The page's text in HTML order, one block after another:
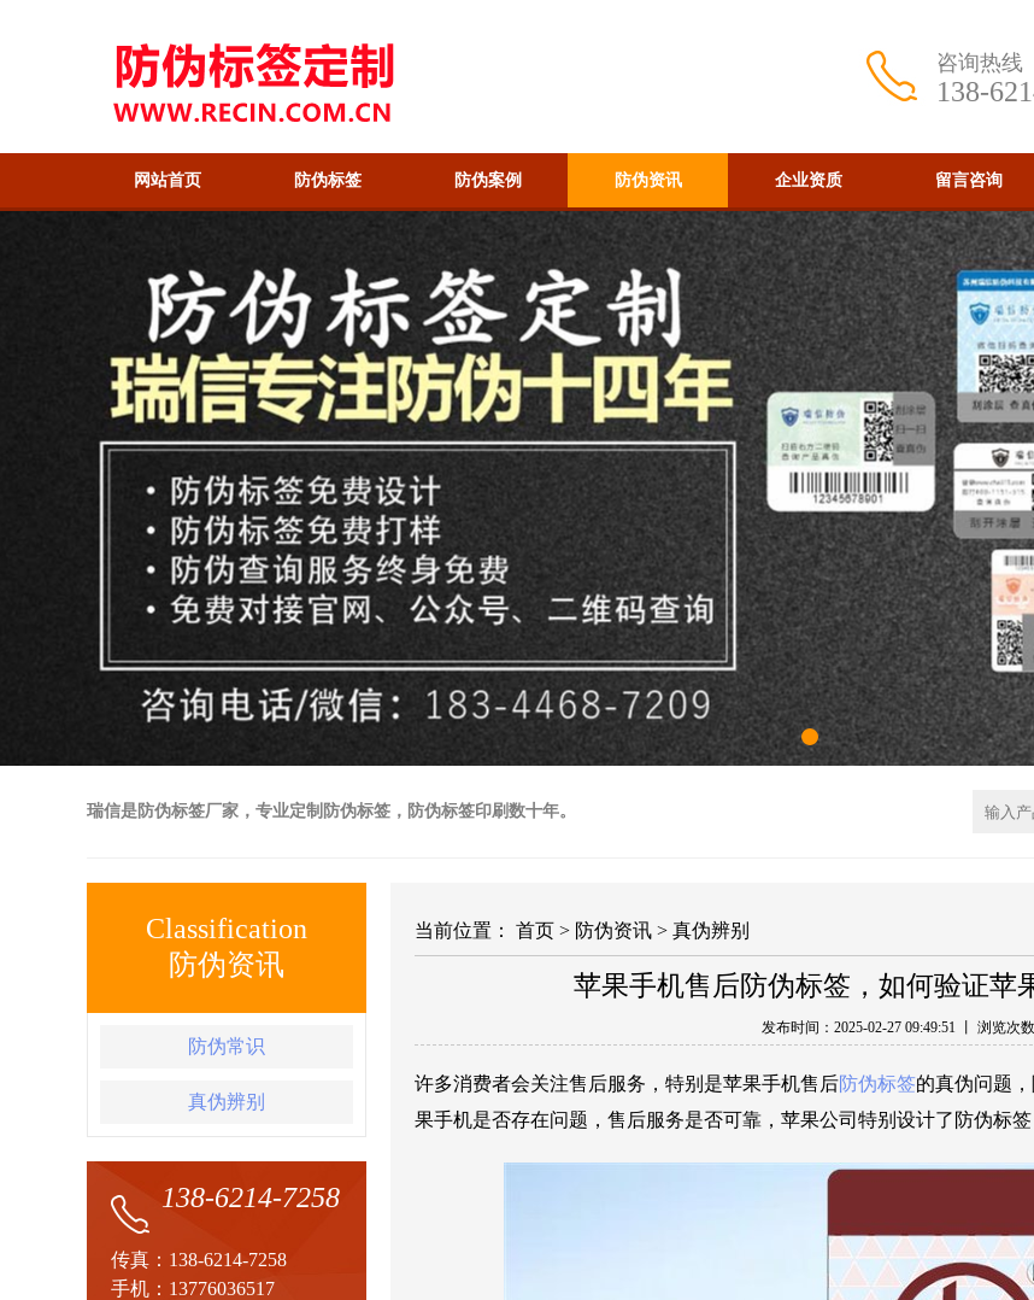
咨询热线
138-
网站首页 防伪标签 防伪案例 防伪资讯 企业资质 留言咨询
瑞信是防伪标签厂家，专业定制防伪标签，防伪标签印刷数十年。
Classification
防伪资讯
防伪常识
真伪辨别
138-6214-7258
传真：138-6214-7258
手机：13776036517
当前位置： 首页 > 防伪资讯 > 真伪辨别
苹果手机售后防伪标签，如何验证苹
发布时间：2025-02-27 09:49:51 丨 浏览次数
许多消费者会关注售后服务，特别是苹果手机售后防伪标签的真伪问题
果手机是否存在问题，售后服务是否可靠，苹果公司特别设计了防伪标